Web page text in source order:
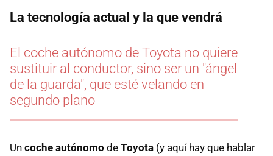
La tecnología actual y la que vendrá
El coche autónomo de Toyota no quiere
sustituir al conductor, sino ser un "ángel
de la guarda", que esté velando en
segundo plano
Un coche autónomo de Toyota (y aquí hay que hablar